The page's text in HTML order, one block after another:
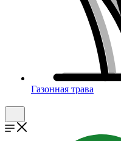
Газонная трава